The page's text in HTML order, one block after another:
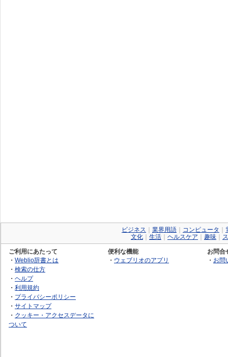
ビジネス 業界用語 コンピュータ
文化
生活 ヘルスケア 趣味
ご利用にあたって
・ Weblio辞書とは
・ 検索の仕方
・ ヘルプ
・ 利用規約
・ プライバシーポリシー
・ サイトマップ
・ クッキー・アクセスデータに
ついて
便利な機能
・ ウェブリオのアプリ
お問合
・ お問